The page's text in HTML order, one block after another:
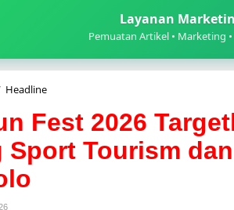
Layanan
Pemuatan Artikel • Marketing
HeadlineSolo
Fest
2026
Targetkan
7.000
Fest 2026
Sport Tourism